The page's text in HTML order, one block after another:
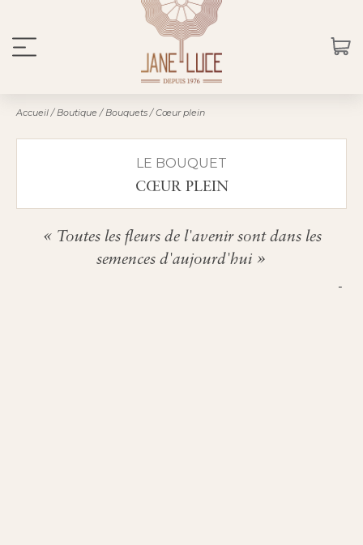
Accueil/Boutique /Bouquets/Cœur plein
LE BOUQUET
CŒUR PLEIN
Toutes les fleurs de l'avenir sont dans les
semences d'aujourd'hui